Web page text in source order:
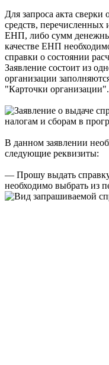
Для запроса акта
средств, перечисленных
ЕНП, либо сумм
качестве ЕНП
справки о состоянии
Заявление состоит из
организации
"Карточки организации".
В данном заявлении
следующие реквизиты:
— Прошу выдать
необходимо выбрать из